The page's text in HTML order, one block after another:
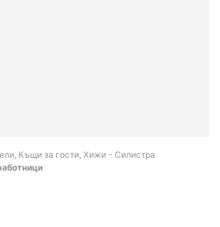
Къщи за гости, Хижи - Силистра